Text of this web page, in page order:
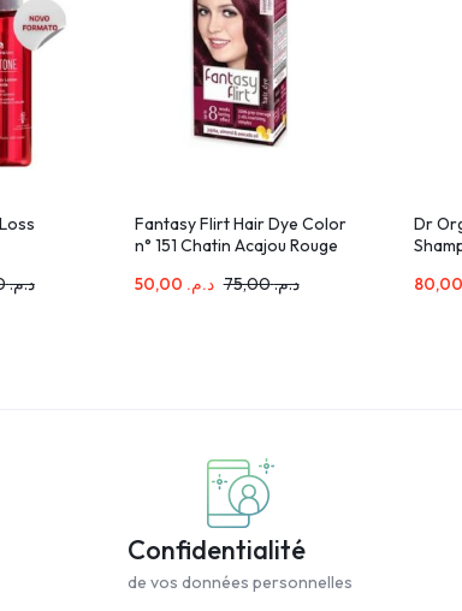
د.م.749,00
Fantasy Flirt Hair Dye Color
n° 151 Chatin Acajou Rouge
د.م. د.م.75,00
Dr
Confidentialité
de vos données personnelles